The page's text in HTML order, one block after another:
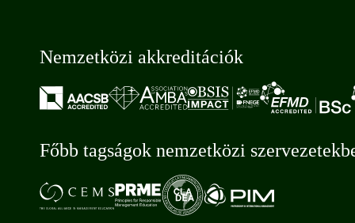
Nemzetközi akkreditációk
Főbb tagságok nemzetközi